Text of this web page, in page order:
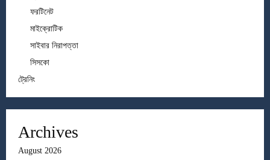
ফরটিনেট
মাইক্রোটিক
সাইবার নিরাপত্তা
সিসকো
ট্রেনিং
Archives
August 2026